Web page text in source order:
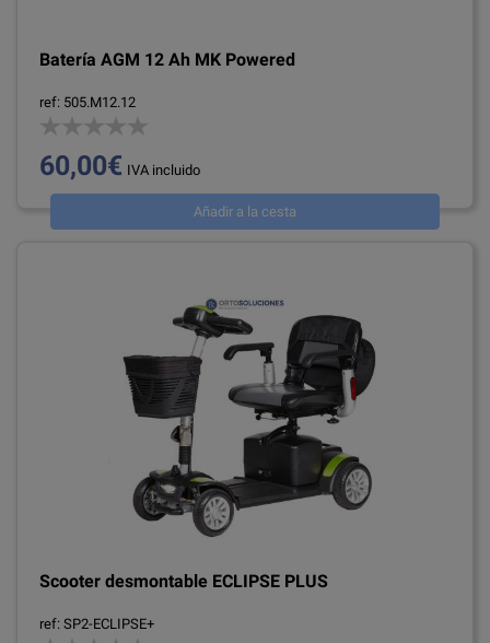
Batería AGM 12 Ah MK Powered
ref: 505.M12.12
60,00€ IVA incluido
Añadir a la cesta
Scooter desmontable ECLIPSE PLUS
ref: SP2-ECLIPSE+